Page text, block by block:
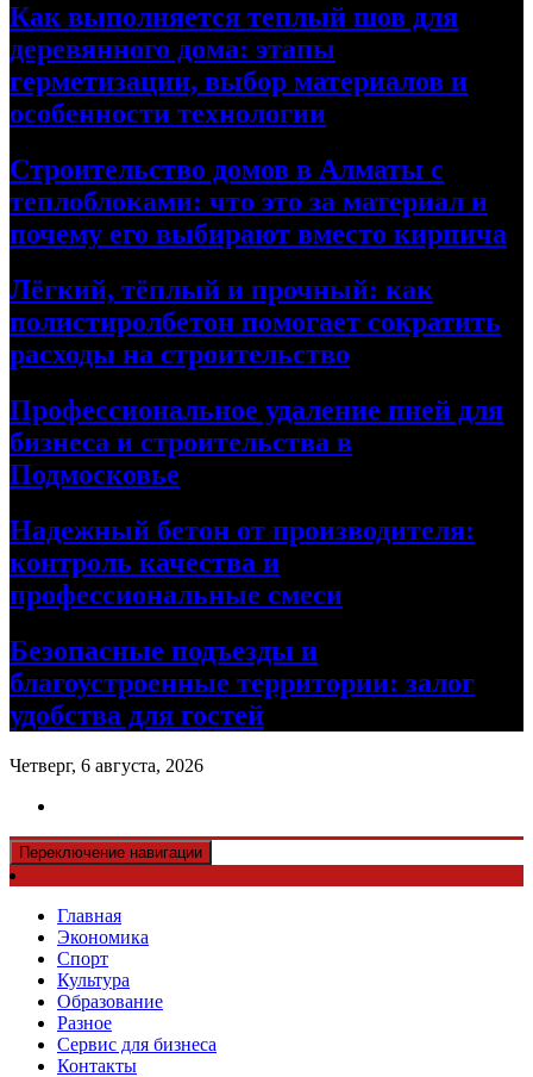
Как выполняется теплый шов для
деревянного дома: этапы
герметизации, выбор материалов и
особенности технологии
Строительство домов в Алматы с
теплоблоками: что это за материал и
почему его выбирают вместо кирпича
Лёгкий, тёплый и прочный: как
полистиролбетон помогает сократить
расходы на строительство
Профессиональное удаление пней для
бизнеса и строительства в
Подмосковье
Надежный бетон от производителя:
контроль качества и
профессиональные смеси
Безопасные подъезды и
благоустроенные территории: залог
удобства для гостей
Четверг, 6 августа, 2026
Переключение навигации
Главная
Экономика
Спорт
Культура
Образование
Разное
Сервис для бизнеса
Контакты